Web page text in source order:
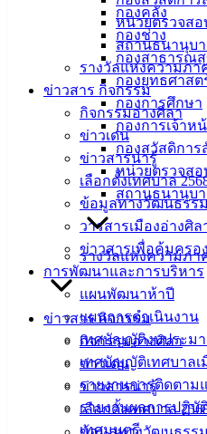
หน่วยตรวจสอ
สถานธนานุบ
รางวัลแห่งความภา
ข่าวสาร กิจกรรม
กิจกรรมอ่างศิลา
ข่าวเด่น
ข่าวสารน่ารู้
เลือกตั้งเทศบาล
ข้อมูลทางวัฒนธรร
วารสารเมืองอ่างศิล
ข่าวสารเพื่อคุ้มครอ
การพัฒนาและการบริหาร
แผนพัฒนาห้าปี
แผนการดำเนินงาน
เทศบัญญัติงบประม
เทศบัญญัติเทศบาลเ
รายงานการติดตาม
รายงานผลการปฏิบั
เทศมนตรี
กองคลัง
กองช่าง
กองสาธารณ
กองยุทธศาส
กองการศึกษา
กองการเจ้าห
กองสวัสดิการ
หน่วยตรวจสอ
สถานธนานุบ
รางวัลแห่งความภา
ข่าวสาร กิจกรรม
กิจกรรมอ่างศิลา
ข่าวเด่น
ข่าวสารน่ารู้
เลือกตั้งเทศบาล
อ.เมือง จ.ชลบุรี
038-
บริการ
ประชาชน
ดาวน์โหลด
แบบ
ฟอร์ม,
เอกสาร
คู่มือ
สำหรับ
ประชาชน/
คู่มือการ